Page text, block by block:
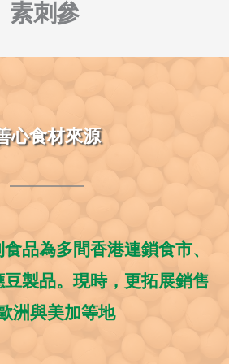
素刺參
心食材來源
品為多間香港連鎖食市、
製品。現時，更拓展銷售
洲與美加等地